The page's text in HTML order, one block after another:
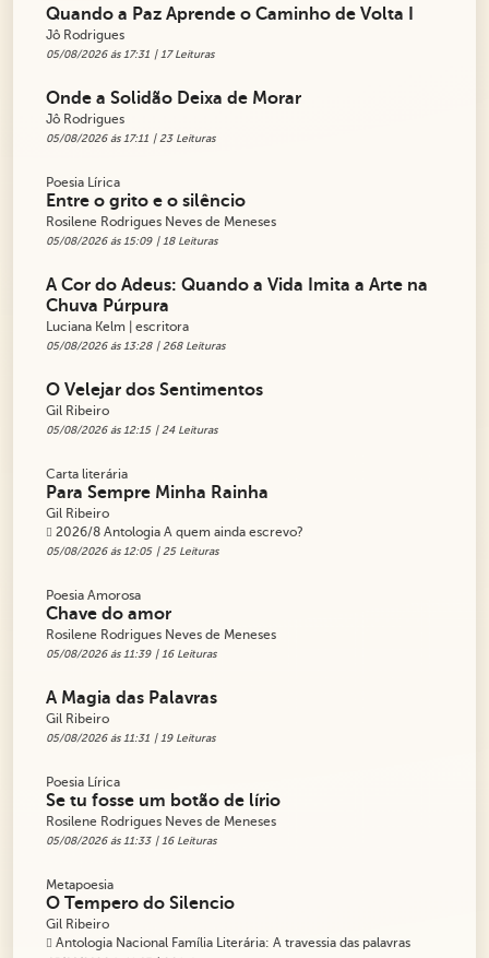
Quando a Paz Aprende o Caminho de Volta I
Jô Rodrigues
05/08/2026 ás 17:31 | 17 Leituras
Onde a Solidão Deixa de Morar
Jô Rodrigues
05/08/2026 ás 17:11 | 23 Leituras
Poesia Lírica
Entre o grito e o silêncio
Rosilene Rodrigues Neves de Meneses
05/08/2026 ás 15:09 | 18 Leituras
A Cor do Adeus: Quando a Vida Imita a Arte na
Chuva Púrpura
Luciana Kelm | escritora
05/08/2026 ás 13:28 | 268 Leituras
O Velejar dos Sentimentos
Gil Ribeiro
05/08/2026 ás 12:15 | 24 Leituras
Carta literária
Para Sempre Minha Rainha
Gil Ribeiro
2026/8 Antologia A quem ainda escrevo?
05/08/2026 ás 12:05 | 25 Leituras
Poesia Amorosa
Chave do amor
Rosilene Rodrigues Neves de Meneses
05/08/2026 ás 11:39 | 16 Leituras
A Magia das Palavras
Gil Ribeiro
05/08/2026 ás 11:31 | 19 Leituras
Poesia Lírica
Se tu fosse um botão de lírio
Rosilene Rodrigues Neves de Meneses
05/08/2026 ás 11:33 | 16 Leituras
Metapoesia
O Tempero do Silencio
Gil Ribeiro
Antologia Nacional Família Literária: A travessia das palavras